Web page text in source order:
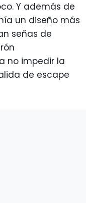
Y además de
un diseño más
señas de
no impedir la
de escape